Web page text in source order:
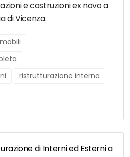
e costruzioni ex novo a
di Vicenza.
ristrutturazione interna
di Interni ed Esterni a